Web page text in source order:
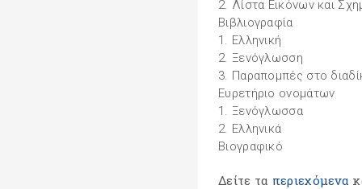
2. Λίστα Εικόνων και
Βιβλιογραφία
1. Ελληνική
2. Ξενόγλωσση
3. Παραπομπές στο
Ευρετήριο ονομάτων
1. Ξενόγλωσσα
2. Ελληνικά
Βιογραφικό
Δείτε τα περιεχόμενα